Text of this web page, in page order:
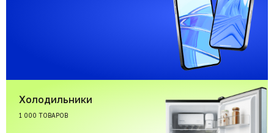
Холодильники
1 000 ТОВАРОВ